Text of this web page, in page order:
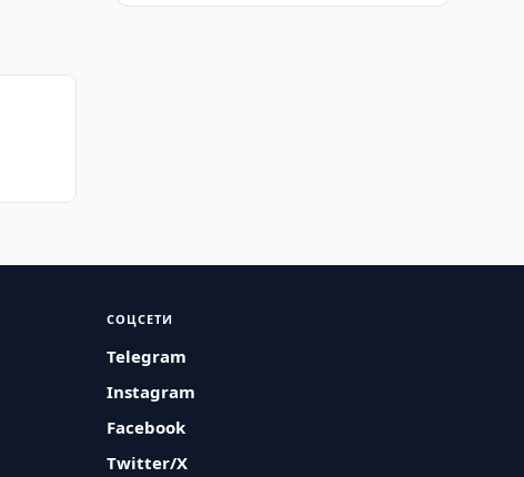
СОЦСЕТИ
Telegram
Instagram
Facebook
Twitter/X